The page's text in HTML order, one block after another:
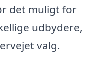
det muligt for
udbydere,
valg.